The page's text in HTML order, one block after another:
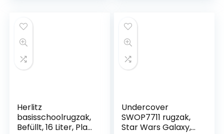
Herlitz
basisschoolrugzak,
Befüllt, 16 Liter, Play
Undercover
SWOP7711 rugzak,
Star Wars Galaxy,